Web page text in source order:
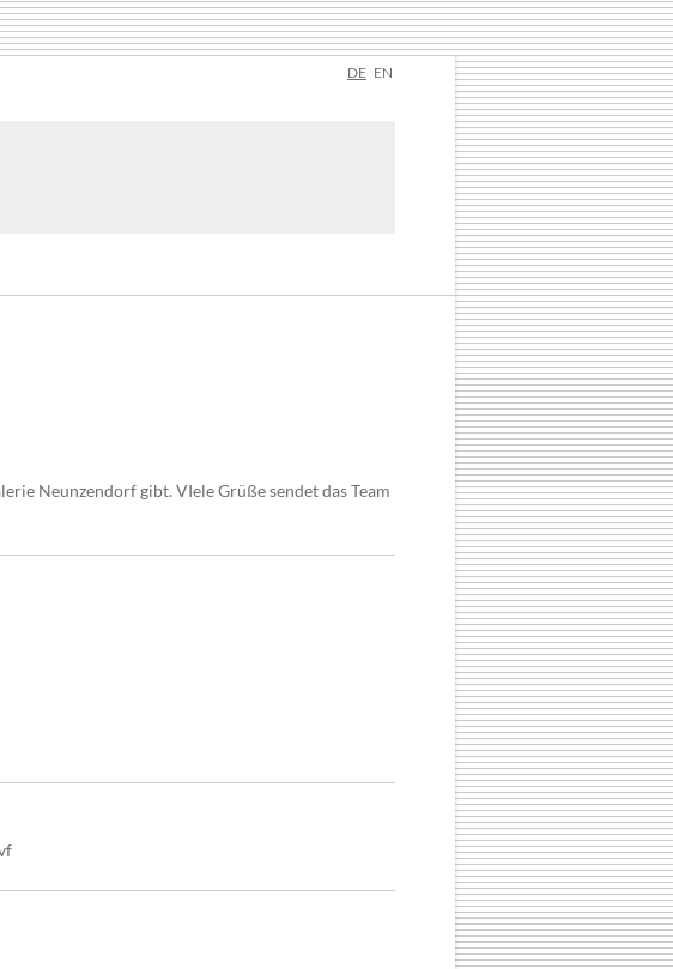
DE EN
Neunzendorf gibt. VIele Grüße sendet das Team